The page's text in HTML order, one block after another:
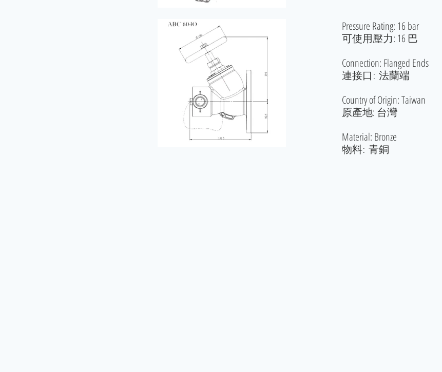
Pressure Rating: 16 bar
可使用壓力: 16 巴
Connection: Flanged Ends
連接口: 法蘭端
Country of Origin: Taiwan
原產地: 台灣
Material: Bronze
物料: 青銅